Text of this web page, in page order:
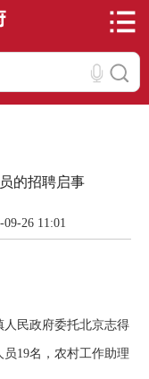
的招聘启事
09-26 11:01
民政府委托北京志得
19名，农村工作助理